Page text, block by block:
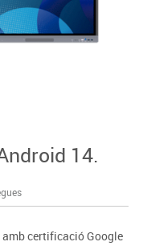
14.
certificació Google